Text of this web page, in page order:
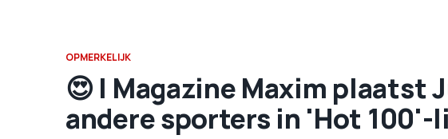
OPMERKELIJK
😍 | Magazine Maxim plaatst
andere sporters in 'Hot 100'-